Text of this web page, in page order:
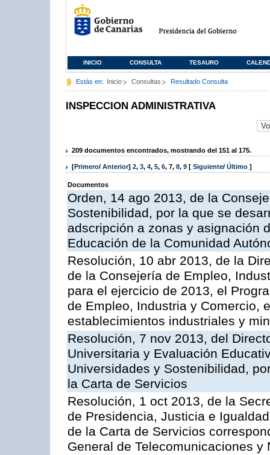
INICIO CONSULTA TESAURO
Estás en: Inicio Consultas Resultado Consulta
INSPECCION ADMINISTRATIVA
209 documentos encontrados, mostrando del 151 al 175.
[Primero/ Anterior] 2, 3, 4, 5, 6, 7, 8, 9 [ Siguiente/ Último ]
Documentos
Orden, 14 ago 2013, de la
Sostenibilidad, por la que se
adscripción a zonas y asignación
Educación de la Comunidad
Resolución, 10 abr 2013, de la
de la Consejería de Empleo,
para el ejercicio de 2013, el
de Empleo, Industria y Comercio,
establecimientos industriales y
Resolución, 7 nov 2013, del
Universitaria y Evaluación
Universidades y Sostenibilidad,
la Carta de Servicios
Resolución, 1 oct 2013, de la
de Presidencia, Justicia e
de la Carta de Servicios
General de Telecomunicaciones y